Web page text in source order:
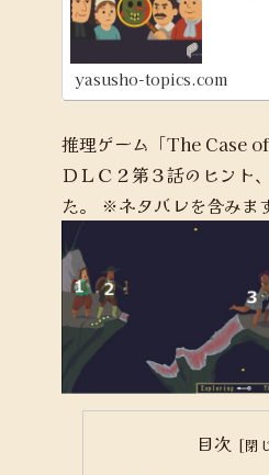
yasusho-topics.com
推理ゲーム「The Case
ＤＬＣ２第３話のヒント
た。 ※ネタバレを含みま
目次